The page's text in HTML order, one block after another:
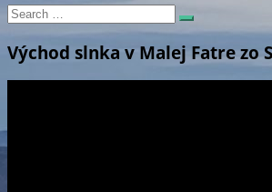
Search
for:
Search
Východ slnka v Malej Fatre zo